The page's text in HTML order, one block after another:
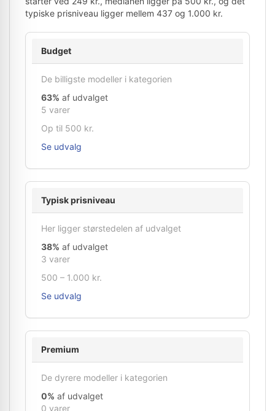
typiske prisniveau ligger mellem 437 og 1.000 kr.
Budget
De billigste modeller i kategorien
63% af udvalget
5 varer
Op til 500 kr.
Se udvalg
Typisk prisniveau
Her ligger størstedelen af udvalget
38% af udvalget
3 varer
500 – 1.000 kr.
Se udvalg
Premium
De dyrere modeller i kategorien
0% af udvalget
0 varer